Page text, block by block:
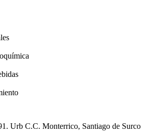
Urb C.C. Monterrico, Santiago de Surco